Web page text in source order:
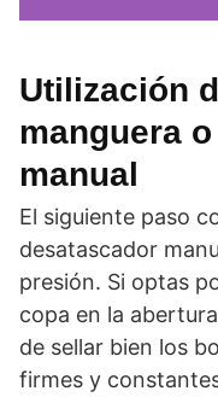
Utilización
manguera
manual
El siguiente paso
desatascador
presión. Si optas
copa en la
de sellar bien los
firmes y